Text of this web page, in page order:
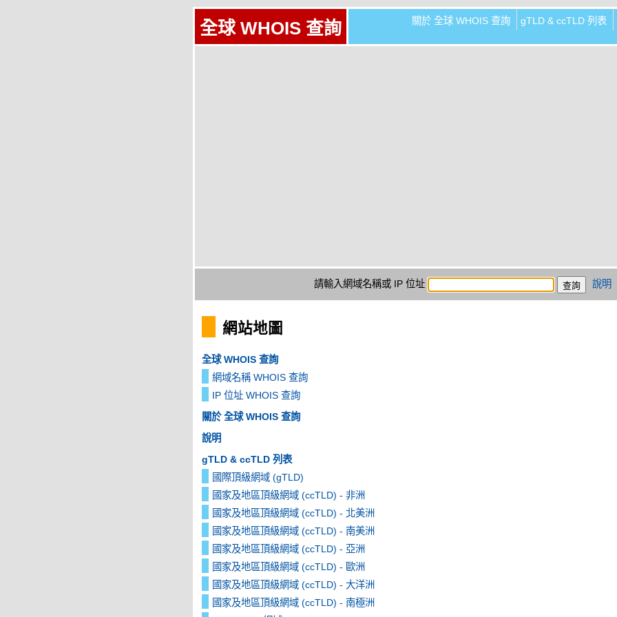
全球 WHOIS 查詢 關於 全球 WHOIS 查詢 gTLD & ccTLD 列表
請輸入網域名稱或 IP 位址 說明
網站地圖
全球 WHOIS 查詢
網域名稱 WHOIS 查詢
IP 位址 WHOIS 查詢
關於 全球 WHOIS 查詢
說明
gTLD & ccTLD 列表
國際頂級網域 (gTLD)
國家及地區頂級網域 (ccTLD) - 非洲
國家及地區頂級網域 (ccTLD) - 北美洲
國家及地區頂級網域 (ccTLD) - 南美洲
國家及地區頂級網域 (ccTLD) - 亞洲
國家及地區頂級網域 (ccTLD) - 歐洲
國家及地區頂級網域 (ccTLD) - 大洋洲
國家及地區頂級網域 (ccTLD) - 南極洲